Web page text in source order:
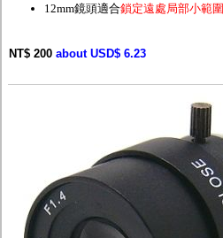
12mm鏡頭適合鎖定遠處局部小範圍
NT$ 200 about USD$ 6.23